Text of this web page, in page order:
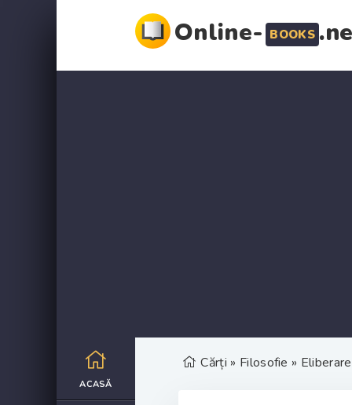
Online- BOOKS
ACASĂ
Cărți » Filosofie »